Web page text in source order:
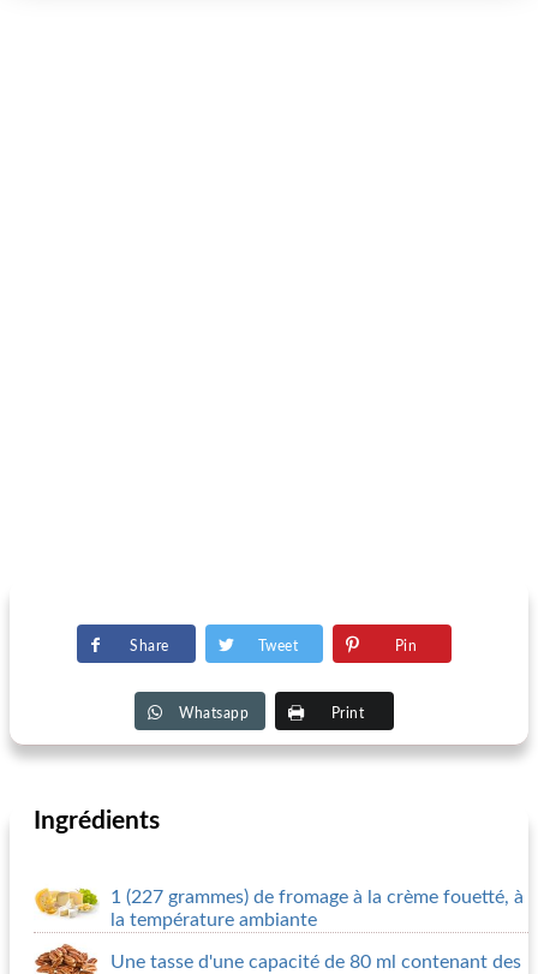
Share Tweet Pin
Whatsapp Print
Ingrédients
1 (227 grammes) de fromage à la crème fouetté, à
la température ambiante
Une tasse d'une capacité de 80 ml contenant des